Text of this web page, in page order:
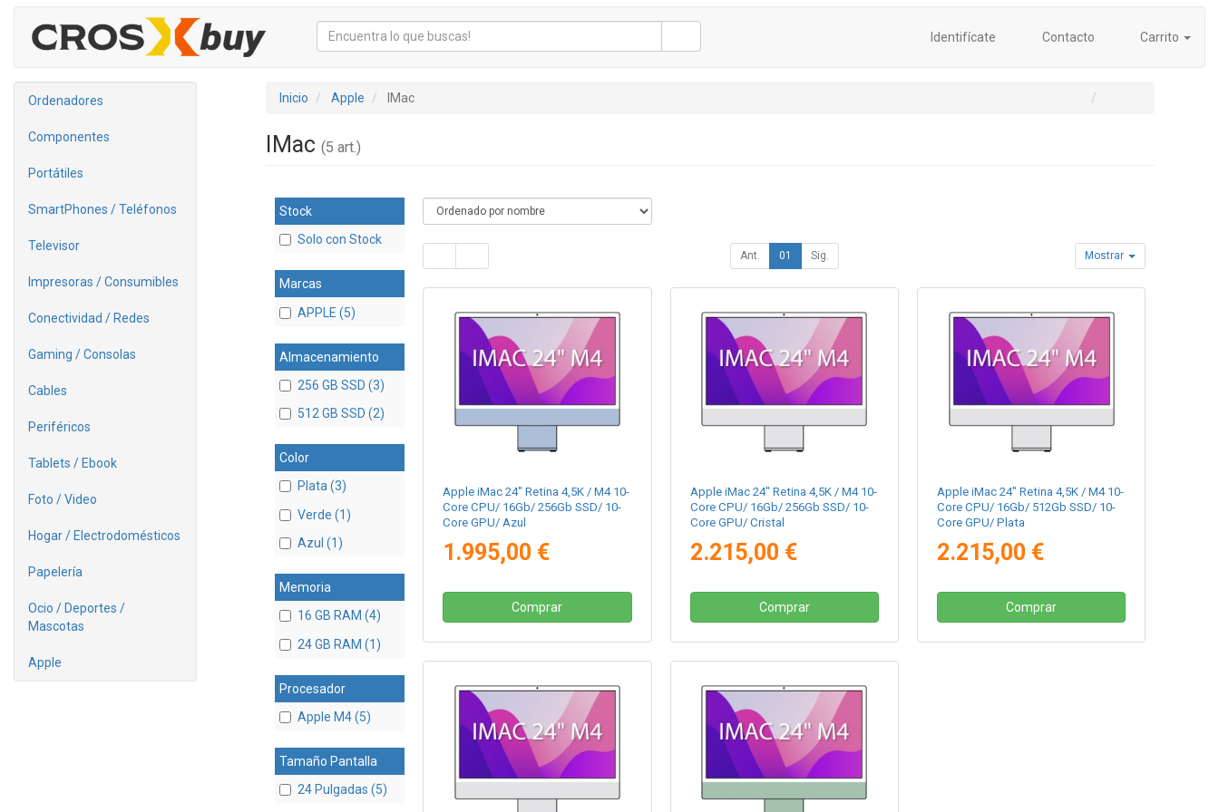
Identifícate Contacto Carrito
Ordenadores
Componentes
Portátiles
SmartPhones / Teléfonos
Televisor
Impresoras / Consumibles
Conectividad / Redes
Gaming / Consolas
Cables
Periféricos
Tablets / Ebook
Foto / Video
Hogar / Electrodomésticos
Papelería
Ocio / Deportes /
Mascotas
Apple
Inicio Apple IMac
IMac (5 art.)
Stock
Solo con Stock
Marcas
APPLE (5)
Almacenamiento
256 GB SSD (3)
512 GB SSD (2)
Color
Plata (3)
Verde (1)
Azul (1)
Memoria
16 GB RAM (4)
24 GB RAM (1)
Procesador
Apple M4 (5)
Tamaño Pantalla
24 Pulgadas (5)
Ant. 01 Sig. Mostrar
Apple iMac 24" Retina 4,5K / M4 10-
Core CPU/ 16Gb/ 256Gb SSD/ 10-
Core GPU/ Azul
1.995,00 €
Comprar
Apple iMac 24" Retina 4,5K / M4 10-
Core CPU/ 16Gb/ 256Gb SSD/ 10-
Core GPU/ Cristal
2.215,00 €
Comprar
Apple iMac 24" Retina 4,5K / M4 10-
Core CPU/ 16Gb/ 512Gb SSD/ 10-
Core GPU/ Plata
2.215,00 €
Comprar